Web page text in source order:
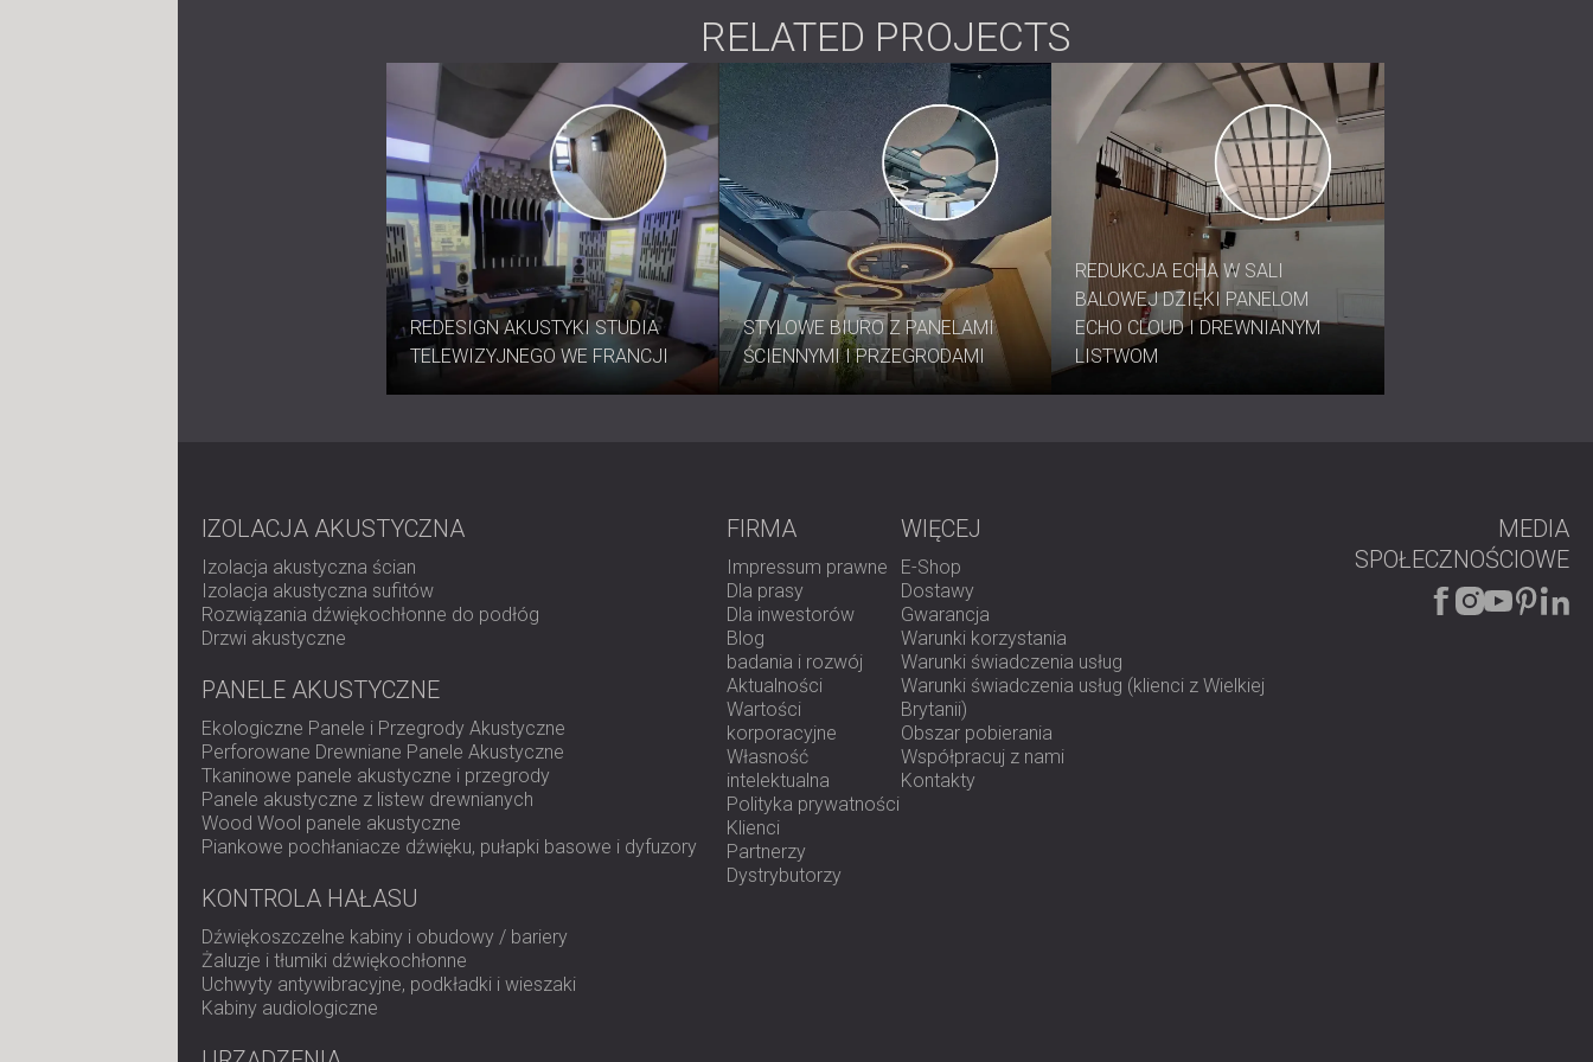
RELATED PROJECTS
REDESIGN AKUSTYKI STUDIA
TELEWIZYJNEGO WE FRANCJI
STYLOWE BIURO Z PANELAMI
ŚCIENNYMI I PRZEGRODAMI
REDUKCJA ECHA W SALI
BALOWEJ DZIĘKI PANELOM
ECHO CLOUD I DREWNIANYM
LISTWOM
IZOLACJA AKUSTYCZNA
Izolacja akustyczna ścian
Izolacja akustyczna sufitów
Rozwiązania dźwiękochłonne do podłóg
Drzwi akustyczne
PANELE AKUSTYCZNE
Ekologiczne Panele i Przegrody Akustyczne
Perforowane Drewniane Panele Akustyczne
Tkaninowe panele akustyczne i przegrody
Panele akustyczne z listew drewnianych
Wood Wool panele akustyczne
Piankowe pochłaniacze dźwięku, pułapki basowe i dyfuzory
KONTROLA HAŁASU
Dźwiękoszczelne kabiny i obudowy / bariery
Żaluzje i tłumiki dźwiękochłonne
Uchwyty antywibracyjne, podkładki i wieszaki
Kabiny audiologiczne
FIRMA
Impressum prawne
Dla prasy
Dla inwestorów
Blog
badania i rozwój
Aktualności
Wartości
korporacyjne
Własność
intelektualna
Polityka prywatności
Klienci
Partnerzy
Dystrybutorzy
WIĘCEJ
E-Shop
Dostawy
Gwarancja
Warunki korzystania
Warunki świadczenia usług
Warunki świadczenia usług (klienci z Wielkiej
Brytanii)
Obszar pobierania
Współpracuj z nami
Kontakty
MEDIA
SPOŁECZNOŚCIOWE